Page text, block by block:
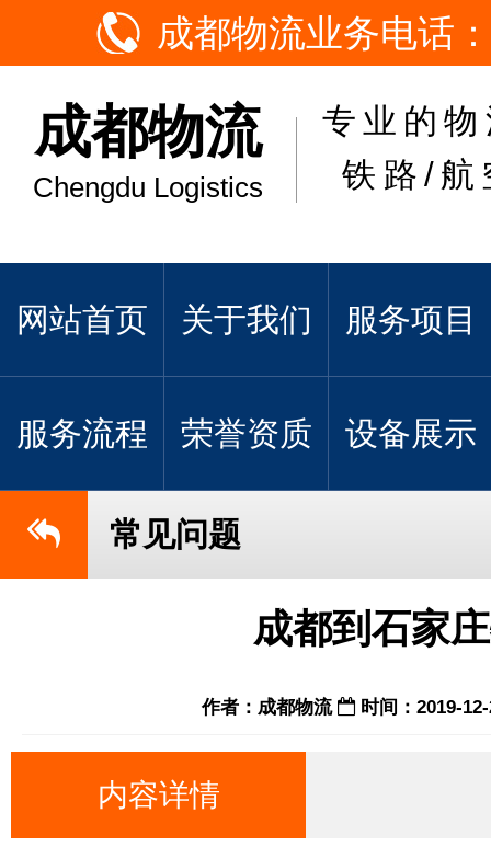
成都物流业务电话
成都物流
Chengdu Logistics
专业的
铁路/航
网站首页 关于我们 服务项目
服务流程 荣誉资质 设备展示
常见问题
成都到石家
作者：成都物流 时间：2019-
内容详情